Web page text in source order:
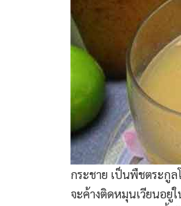
กระชาย เป็นพืชตระกู
จะค้างติดหมุนเวียนอยู่